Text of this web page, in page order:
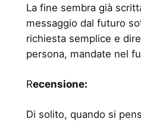
La fine sembra già
messaggio dal futuro
richiesta semplice e
persona, mandate nel
Recensione:
Di solito, quando si